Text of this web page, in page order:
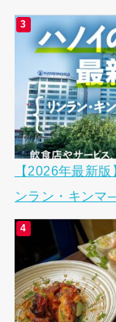
【2026年最新
ンラン・キンマ